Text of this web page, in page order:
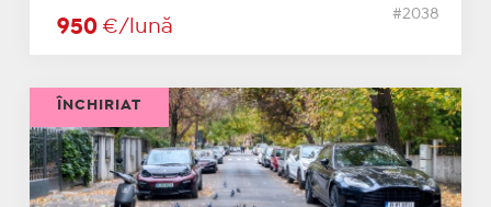
950 €/lună
#2038
ÎNCHIRIAT